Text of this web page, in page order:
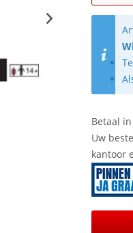
Betaal
Uw
kantoor